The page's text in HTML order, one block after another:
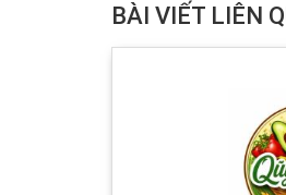
BÀI VIẾT LIÊN